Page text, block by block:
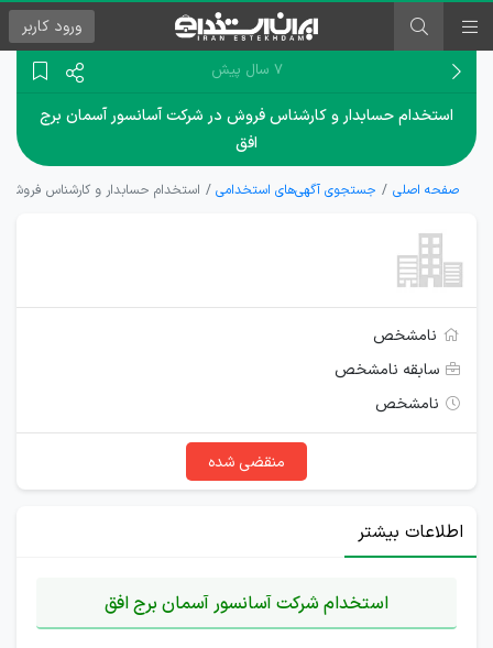
ورود کاربر
۷ سال پیش
استخدام حسابدار و کارشناس فروش در شرکت آسانسور آسمان برج
افق
صفحه اصلی جستجوی آگهی‌های استخدامی استخدام حسابدار و کارشناس فروش
نامشخص
سابقه نامشخص
نامشخص
منقضی شده
اطلاعات بیشتر
استخدام شرکت آسانسور آسمان برج افق